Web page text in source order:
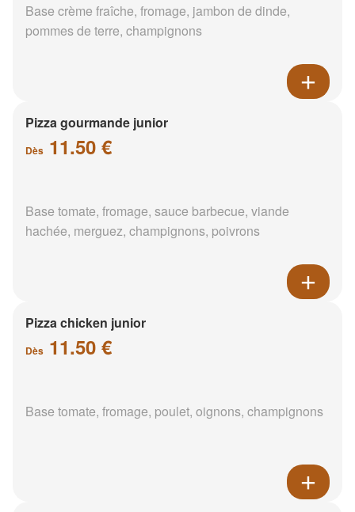
Base crème fraîche, fromage, jambon de dinde,
pommes de terre, champignons
Pizza gourmande junior
Dès 11.50 €
Base tomate, fromage, sauce barbecue, viande
hachée, merguez, champignons, poivrons
Pizza chicken junior
Dès 11.50 €
Base tomate, fromage, poulet, oignons, champignons